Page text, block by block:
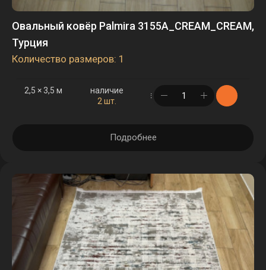
Овальный ковёр Palmira 3155A_CREAM_CREAM,
Турция
Количество размеров: 1
2,5 × 3,5 м
наличие
2 шт.
в корзине
Подробнее